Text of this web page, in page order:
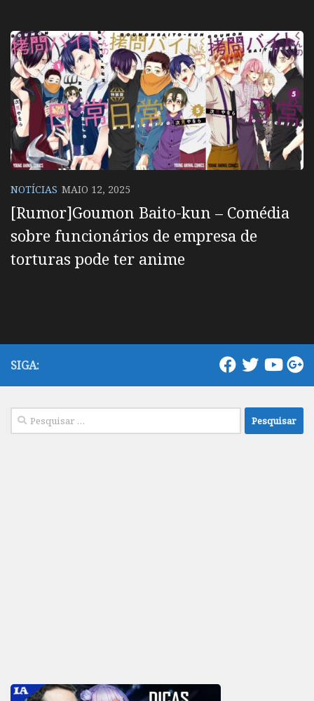
NOTÍCIAS MAIO 12, 2025
[Rumor]Goumon Baito-kun – Comédia
sobre funcionários de empresa de
torturas pode ter anime
SIGA:
Pesquisar
por: